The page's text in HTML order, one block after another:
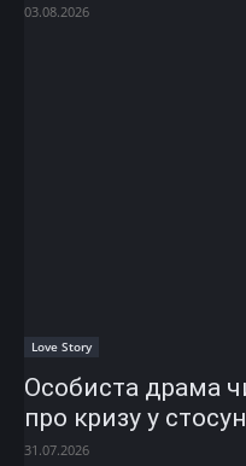
03.08.2026
Love Story
Особиста драма
про кризу у
31.07.2026